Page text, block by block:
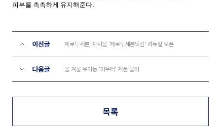
피부를 촉촉하게 유지해준다.
이전글 제로투세븐, 자사몰 ‘제로투세븐닷컴’ 리뉴얼 오픈
다음글 올 겨울 유아동 ‘아우터’ 제품 불티
목록